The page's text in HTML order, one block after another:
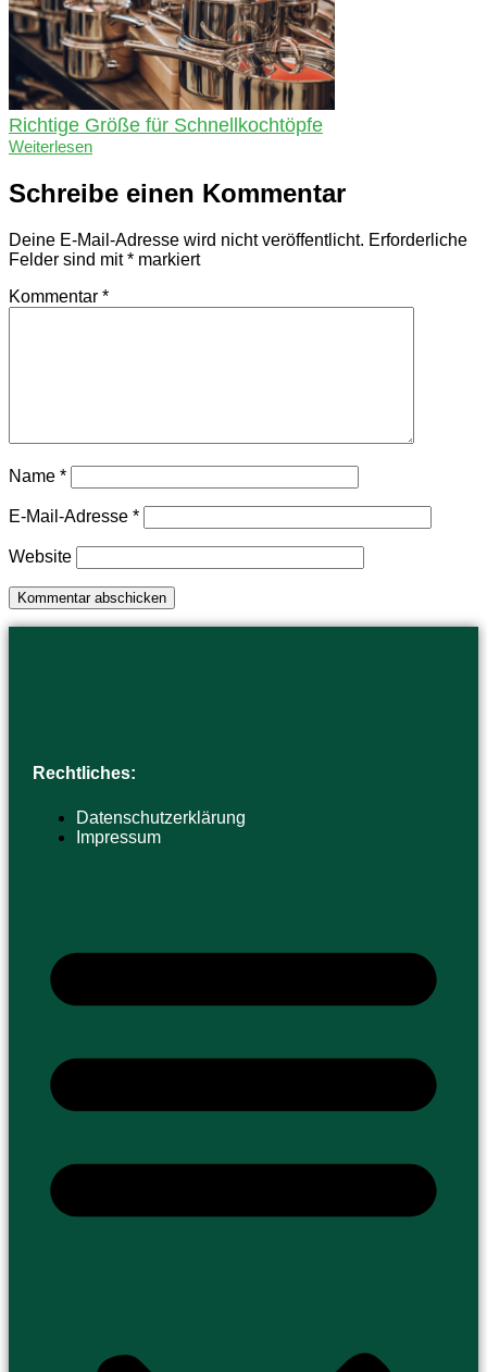
Richtige Größe für Schnellkochtöpfe
Weiterlesen
Schreibe einen Kommentar
Deine E-Mail-Adresse wird nicht veröffentlicht. Erforderliche
Felder sind mit* markiert
Kommentar *
Name *
E-Mail-Adresse *
Website
Rechtliches:
Datenschutzerklärung
Impressum